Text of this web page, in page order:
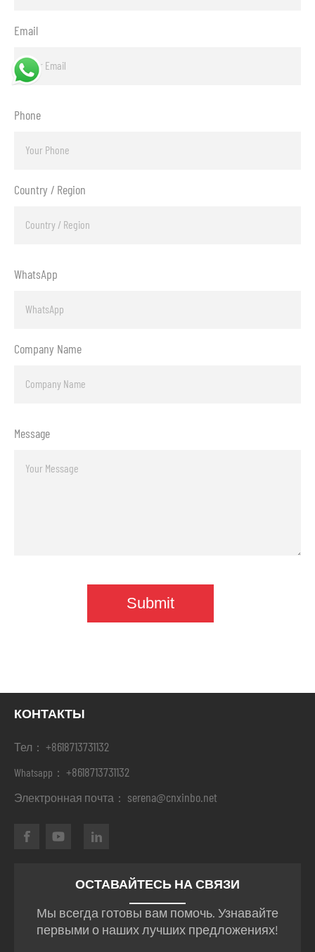
Email
Phone
Country / Region
WhatsApp
Company Name
Message
КОНТАКТЫ
Тел： +8618713731132
Whatsapp： +8618713731132
Электронная почта： serena@cnxinbo.net
ОСТАВАЙТЕСЬ НА СВЯЗИ
Мы всегда готовы вам помочь. Узнавайте
первыми о наших лучших предложениях!